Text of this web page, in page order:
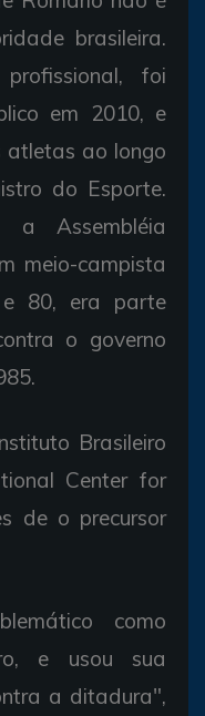
brasileira.
foi
em 2010, e
atletas ao longo
do Esporte.
Assembléia
meio-campista
80, era parte
o governo
Brasileiro
Center for
de o precursor
como
e usou sua
a ditadura",